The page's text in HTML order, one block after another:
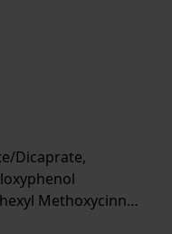
Dicaprate,
Methoxycinn…